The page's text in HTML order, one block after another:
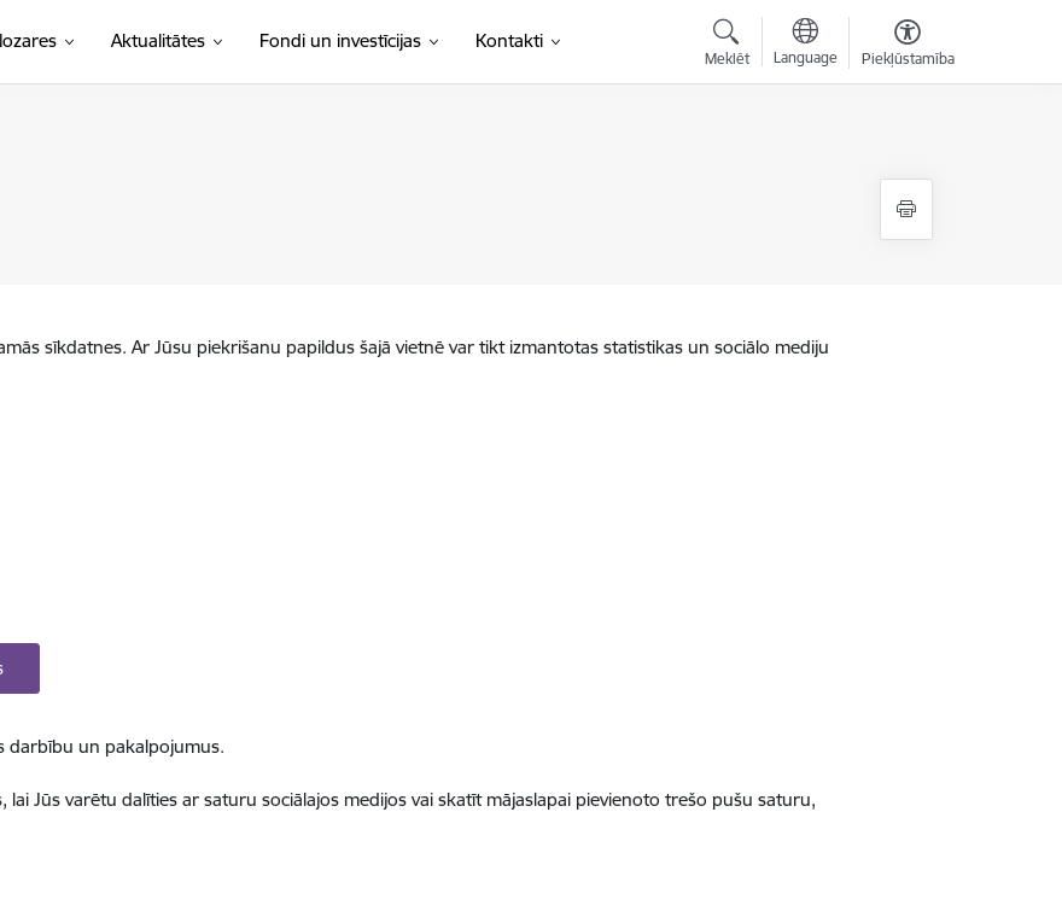
Aktualitātes Fondi un investīcijas Kontakti
Meklēt Language Piekļūstamība
sīkdatnes. Ar Jūsu piekrišanu papildus šajā vietnē var tikt izmantotas statistikas un sociālo mediju
darbību un pakalpojumus.
Jūs varētu dalīties ar saturu sociālajos medijos vai skatīt mājaslapai pievienoto trešo pušu saturu,